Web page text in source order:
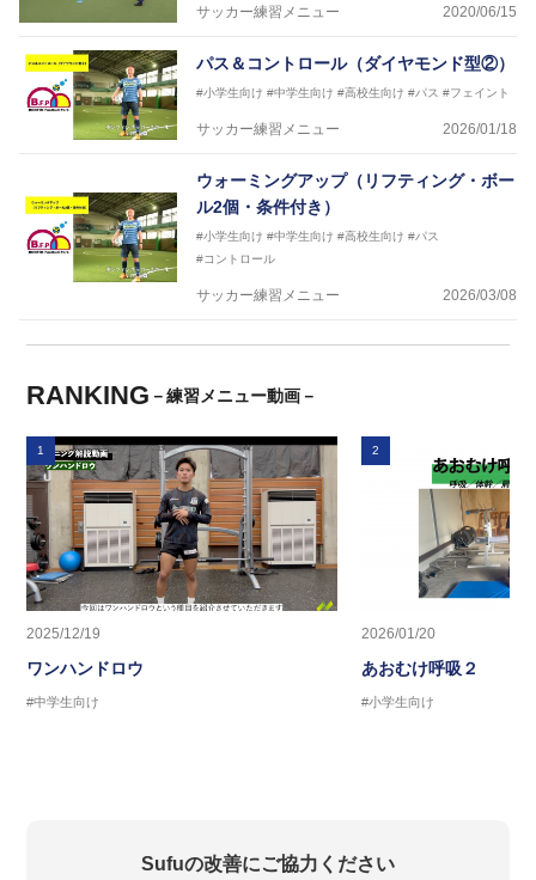
サッカー練習メニュー 2020/06/15
パス＆コントロール（ダイヤモンド型②）
#小学生向け #中学生向け #高校生向け #パス #フェイント
サッカー練習メニュー 2026/01/18
ウォーミングアップ（リフティング・ボー
ル2個・条件付き）
#小学生向け #中学生向け #高校生向け #パス
#コントロール
サッカー練習メニュー 2026/03/08
RANKING －練習メニュー動画－
1
2025/12/19
ワンハンドロウ
#中学生向け
2
2026/01/20
あおむけ呼吸２
#小学生向け
Sufuの改善にご協力ください